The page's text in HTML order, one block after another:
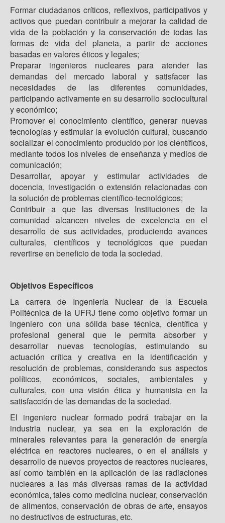
Formar ciudadanos críticos, reflexivos, participativos y
activos que puedan contribuir a mejorar la calidad de
vida de la población y la conservación de todas las
formas de vida del planeta, a partir de acciones
basadas en valores éticos y legales;
Preparar ingenieros nucleares para atender las
demandas del mercado laboral y satisfacer las
necesidades de las diferentes comunidades,
participando activamente en su desarrollo sociocultural
y económico;
Promover el conocimiento científico, generar nuevas
tecnologías y estimular la evolución cultural, buscando
socializar el conocimiento producido por los científicos,
mediante todos los niveles de enseñanza y medios de
comunicación;
Desarrollar, apoyar y estimular actividades de
docencia, investigación o extensión relacionadas con
la solución de problemas científico-tecnológicos;
Contribuir a que las diversas Instituciones de la
comunidad alcancen niveles de excelencia en el
desarrollo de sus actividades, produciendo avances
culturales, científicos y tecnológicos que puedan
revertirse en beneficio de toda la sociedad.
Objetivos Específicos
La carrera de Ingeniería Nuclear de la Escuela
Politécnica de la UFRJ tiene como objetivo formar un
ingeniero con una sólida base técnica, científica y
profesional general que le permita absorber y
desarrollar nuevas tecnologías, estimulando su
actuación crítica y creativa en la identificación y
resolución de problemas, considerando sus aspectos
políticos, económicos, sociales, ambientales y
culturales, con una visión ética y humanista en la
satisfacción de las demandas de la sociedad.
El ingeniero nuclear formado podrá trabajar en la
industria nuclear, ya sea en la exploración de
minerales relevantes para la generación de energía
eléctrica en reactores nucleares, o en el análisis y
desarrollo de nuevos proyectos de reactores nucleares,
así como también en la aplicación de las radiaciones
nucleares a las más diversas ramas de la actividad
económica, tales como medicina nuclear, conservación
de alimentos, conservación de obras de arte, ensayos
no destructivos de estructuras, etc.